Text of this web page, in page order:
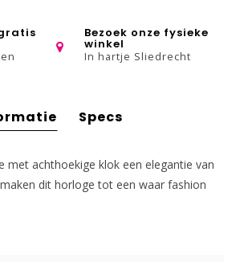
Bezoek onze fysieke
winkel
In hartje Sliedrecht
Specs
met achthoekige klok een elegantie van
dit horloge tot een waar fashion